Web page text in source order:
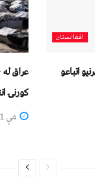
افغانستان
اتباعو
کورنۍ
مې 11, 2024